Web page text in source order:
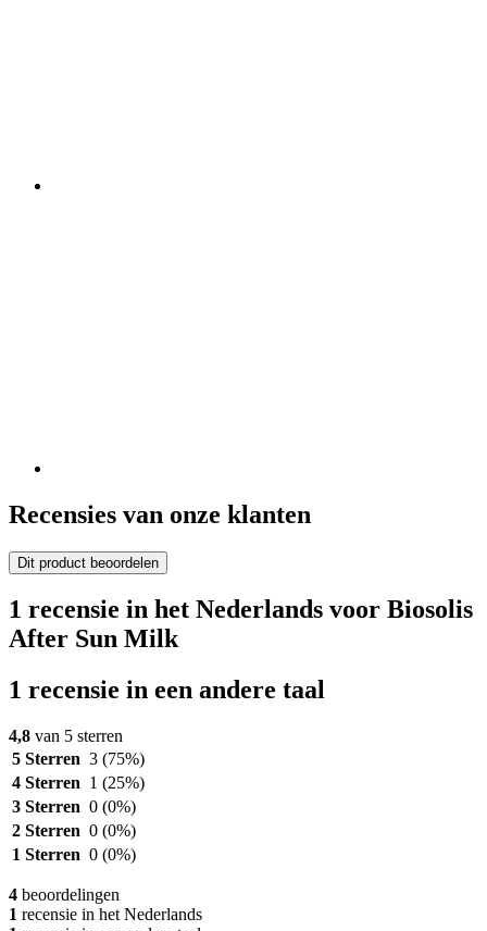
Recensies van onze klanten
Dit product beoordelen
1 recensie in het Nederlands voor Biosolis
After Sun Milk
1 recensie in een andere taal
4,8 van 5 sterren
5 Sterren 3 (75%)
4 Sterren 1 (25%)
3 Sterren 0 (0%)
2 Sterren 0 (0%)
1 Sterren 0 (0%)
4 beoordelingen
1 recensie in het Nederlands